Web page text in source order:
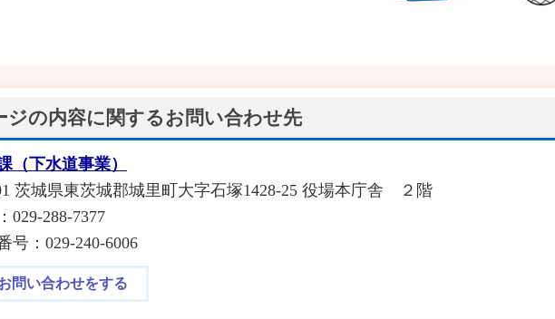
ジの内容に関するお問い合わせ先
（下水道事業）
茨城県東茨城郡城里町大字石塚1428‐25 役場本庁舎 ２階
029-288-7377
号：029-240-6006
問い合わせをする